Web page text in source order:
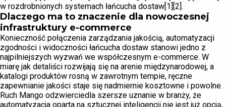
w rozdrobnionych systemach łańcucha dostaw[1][2].
Dlaczego ma to znaczenie dla nowoczesnej
infrastruktury e-commerce
Konieczność połączenia zarządzania jakością, automatyzacji
zgodności i widoczności łańcucha dostaw stanowi jedno z
najpilniejszych wyzwań we współczesnym e-commerce. W
miarę jak detaliści rozwijają się na arenie międzynarodowej, a
katalogi produktów rosną w zawrotnym tempie, ręczne
zapewnianie jakości staje się nadmiernie kosztowne i powolne.
Ruch Mango odzwierciedla szersze uznanie w branży, że
automatyzacja oparta na sztucznej inteligencji nie jest już opcją,